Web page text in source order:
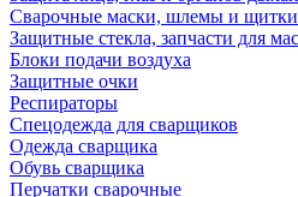
Сварочные маски, шлемы и щитки
Защитные стекла, запчасти для
Блоки подачи воздуха
Защитные очки
Респираторы
Спецодежда для сварщиков
Одежда сварщика
Обувь сварщика
Перчатки сварочные